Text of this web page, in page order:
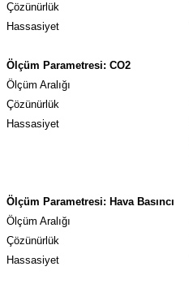
Çözünürlük
Hassasiyet
Ölçüm Parametresi: CO2
Ölçüm Aralığı
Çözünürlük
Hassasiyet
Ölçüm Parametresi: Hava Basıncı
Ölçüm Aralığı
Çözünürlük
Hassasiyet